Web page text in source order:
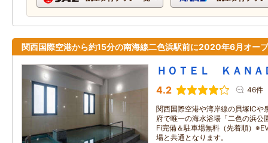
関西国際空港から約15分の南海線二色浜駅前に2020年6月オー
ＨＯＴＥＬ ＫＡＮ
4.2 46件
関西国際空港や湾岸線の貝塚ICや
府で唯一の海水浴場「二色の浜
Fi完備＆駐車場無料（先着順）
場と共通となります。